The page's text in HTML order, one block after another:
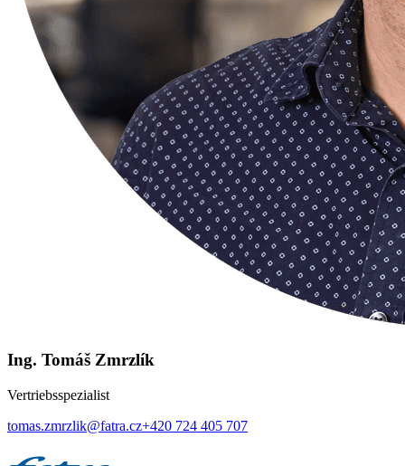
Ing. Tomáš Zmrzlík
Vertriebsspezialist
tomas.zmrzlik@fatra.cz+420 724 405 707